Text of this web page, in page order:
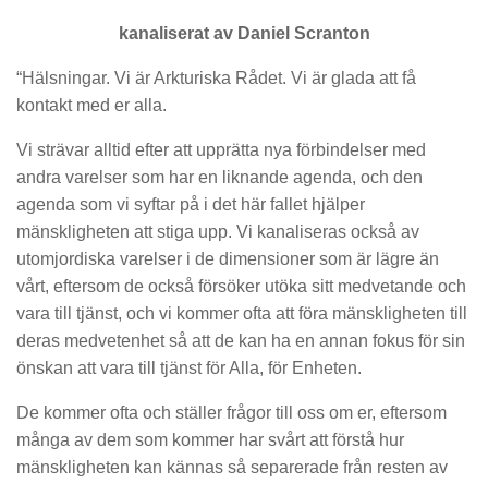
kanaliserat av Daniel Scranton
“Hälsningar. Vi är Arkturiska Rådet. Vi är glada att få
kontakt med er alla.
Vi strävar alltid efter att upprätta nya förbindelser med
andra varelser som har en liknande agenda, och den
agenda som vi syftar på i det här fallet hjälper
mänskligheten att stiga upp. Vi kanaliseras också av
utomjordiska varelser i de dimensioner som är lägre än
vårt, eftersom de också försöker utöka sitt medvetande och
vara till tjänst, och vi kommer ofta att föra mänskligheten till
deras medvetenhet så att de kan ha en annan fokus för sin
önskan att vara till tjänst för Alla, för Enheten.
De kommer ofta och ställer frågor till oss om er, eftersom
många av dem som kommer har svårt att förstå hur
mänskligheten kan kännas så separerade från resten av